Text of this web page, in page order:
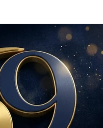
Assurances
familial
crédit